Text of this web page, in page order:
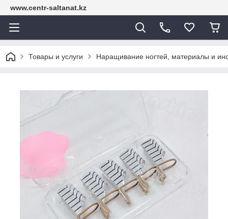
www.centr-saltanat.kz
Товары и услуги Наращивание ногтей, материалы и